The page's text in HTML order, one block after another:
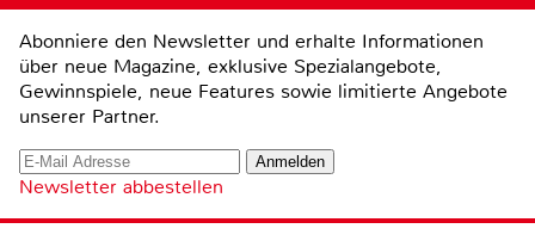
Abonniere den Newsletter und erhalte Informationen
über neue Magazine, exklusive Spezialangebote,
Gewinnspiele, neue Features sowie limitierte Angebote
unserer Partner.
Newsletter abbestellen